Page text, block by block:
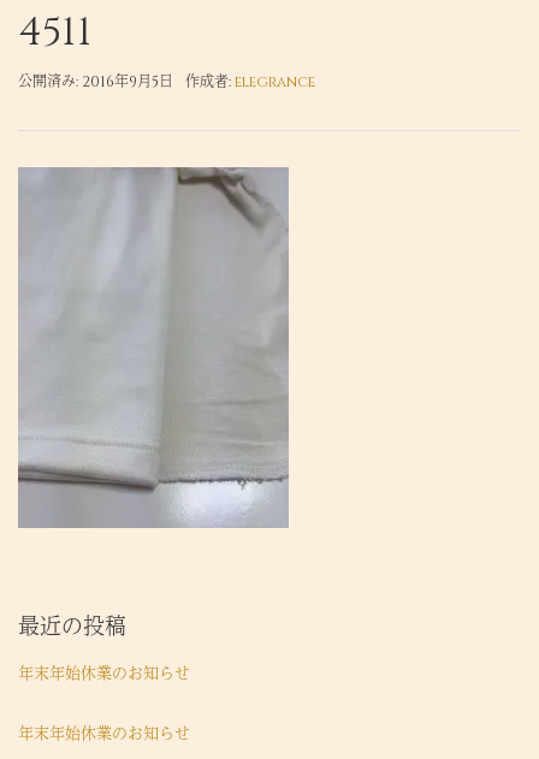
4511
公開済み: 2016年9月5日 作成者:elegrance
最近の投稿
年末年始休業のお知らせ
年末年始休業のお知らせ